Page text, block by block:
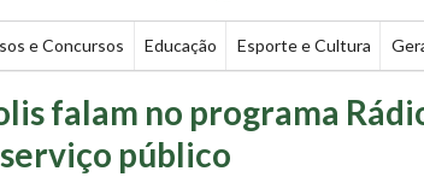
e Concursos Educação Esporte e Cultura
falam no programa
público